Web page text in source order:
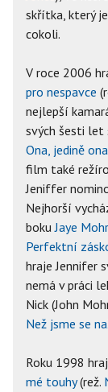
skřítka, který
cokoli.
V roce 2006
pro nespavce
nejlepší
svých šesti let
Ona, jedině ona
film také
Jeniffer
Nejhorší
bokuJaye
Perfektní
hraje Jennifer
nemá v práci
Nick (John
Než jsme se
Roku 1998
mé touhy(rež.